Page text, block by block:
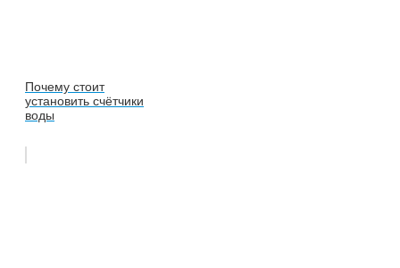
Почему стоит
установить счётчики
воды